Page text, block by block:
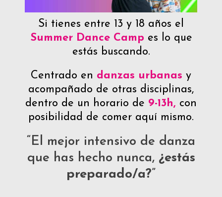
Si tienes entre 13 y 18 años el
Summer Dance Camp es lo que
estás buscando.
Centrado en danzas urbanas y
acompañado de otras disciplinas,
dentro de un horario de 9-13h, con
posibilidad de comer aquí mismo.
“El mejor intensivo de danza
que has hecho nunca, ¿estás
preparado/a?”